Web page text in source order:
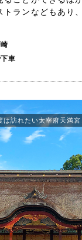
トランなどもあり
車
は訪れたい太宰府天満宮